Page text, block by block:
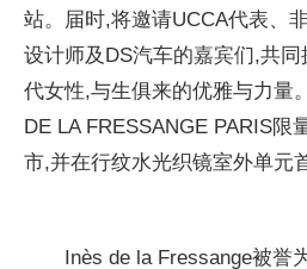
站。届时,将邀请UCCA代表、
设计师及DS汽车的嘉宾们,共
代女性,与生俱来的优雅与力量
DE LA FRESSANGE PARIS限
市,并在行纹水光织镜室外单元
Inès de la Fressange被誉